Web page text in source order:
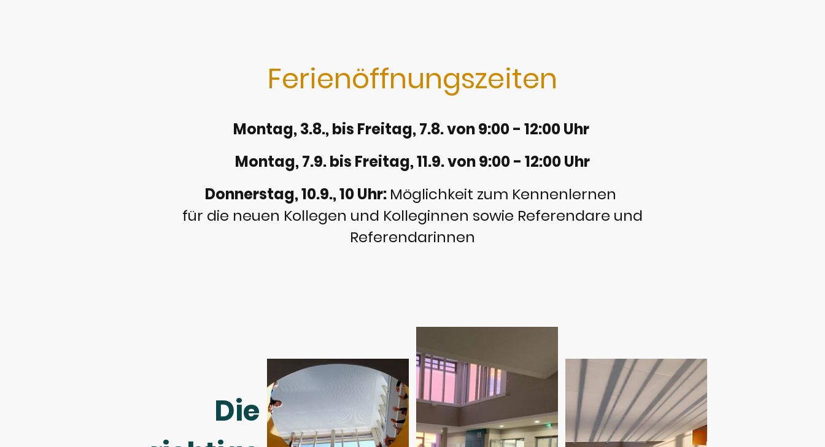
Ferienöffnungszeiten
Montag, 3.8., bis Freitag, 7.8. von 9:00 - 12:00 Uhr
Montag, 7.9. bis Freitag, 11.9. von 9:00 - 12:00 Uhr
Donnerstag, 10.9., 10 Uhr: Möglichkeit zum Kennenlernen
für die neuen Kollegen und Kolleginnen sowie Referendare und
Referendarinnen
Die